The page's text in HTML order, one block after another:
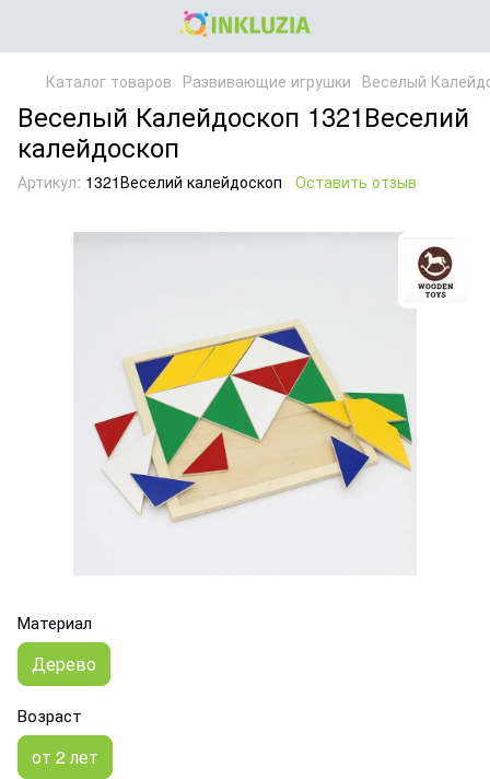
Каталог товаров Развивающие игрушки Веселый
Веселый Калейдоскоп 1321Веселий
калейдоскоп
Артикул: 1321Веселий калейдоскоп Оставить отзыв
Материал
Дерево
Возраст
от 2 лет